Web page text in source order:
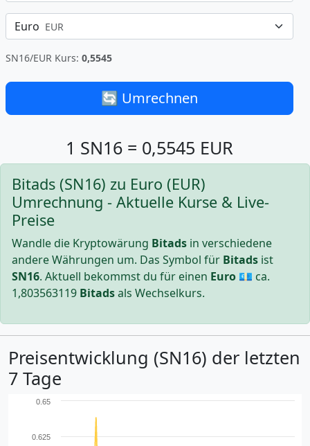
Euro EUR
SN16/EUR Kurs: 0,5545
🔄 Umrechnen
1 SN16 = 0,5545 EUR
Bitads (SN16) zu Euro (EUR)
Umrechnung - Aktuelle Kurse & Live-
Preise
Wandle die Kryptowärung Bitads in verschiedene
andere Währungen um. Das Symbol für Bitads ist
SN16. Aktuell bekommst du für einen Euro 💶 ca.
1,803563119 Bitadsals Wechselkurs.
Preisentwicklung (SN16) der letzten
7 Tage
0.625
0.65